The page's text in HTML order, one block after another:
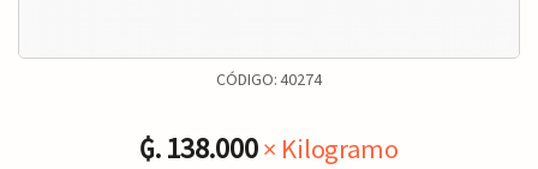
CÓDIGO:40274
₲. 138.000× Kilogramo